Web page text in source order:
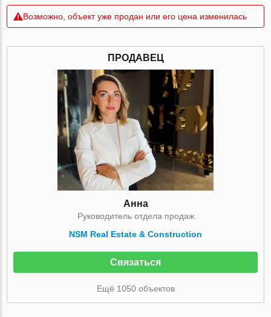
Возможно, объект уже продан или его цена изменилась
ПРОДАВЕЦ
Анна
Руководитель отдела продаж
NSM Real Estate & Construction
Связаться
Ещё 1050 объектов